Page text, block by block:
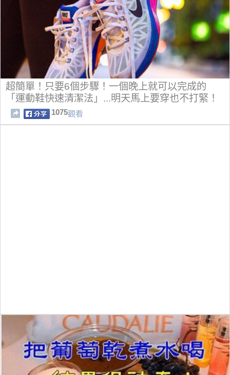
超簡單！只要6個步驟！一個晚上就可以完成的
「運動鞋快速清潔法」...明天馬上要穿也不打緊！
1075觀看